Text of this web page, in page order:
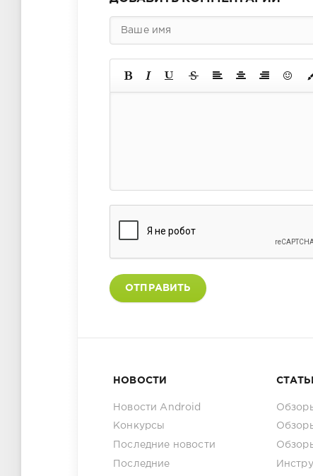
ОТПРАВИТЬ
НОВОСТИ
Новости Android
Конкурсы
Последние новости
Последние